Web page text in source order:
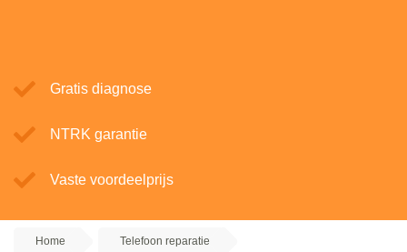
Gratis diagnose
NTRK garantie
Vaste voordeelprijs
Home Telefoon reparatie